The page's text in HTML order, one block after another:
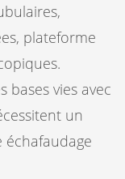
plateforme
bases vies avec
un
échafaudage